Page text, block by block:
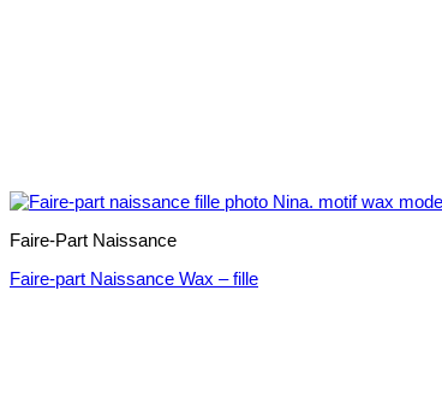
Faire-Part Naissance
Faire-part Naissance Wax – fille